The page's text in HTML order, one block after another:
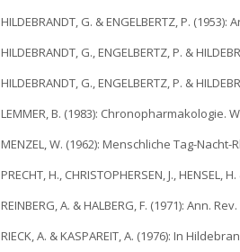
HILDEBRANDT, G. & ENGELBERTZ, P.
HILDEBRANDT, G., ENGELBERTZ, P. &
HILDEBRANDT, G., ENGELBERTZ, P. &
LEMMER, B. (1983):
MENZEL, W. (1962): Menschliche Tag-
PRECHT, H., CHRISTOPHERSEN, J.,
REINBERG, A. & HALBERG, F. (1971): Ann.
RIECK, A. & KASPAREIT, A. (1976): In